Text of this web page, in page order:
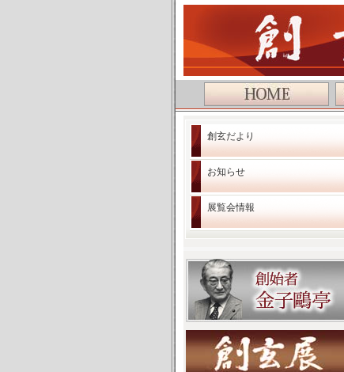
公益社団法人 創玄書道会
創玄だより
お知らせ
展覧会情報